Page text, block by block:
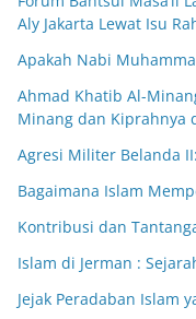
Aly Jakarta Lewat Isu
Apakah Nabi
Ahmad Khatib Al-
Minang dan Kiprahnya
Agresi Militer Belanda
Bagaimana Islam
Kontribusi dan
Islam di Jerman :
Jejak Peradaban Islam